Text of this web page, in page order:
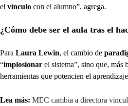
el vínculo con el alumno”, agrega.
¿Cómo debe ser el aula tras el
Para Laura Lewin, el cambio de
“implosionar el sistema”, sino que, más
herramientas que potencien el
Lea más: MEC cambia a directora